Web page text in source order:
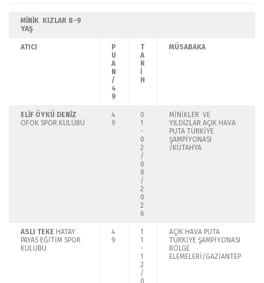
MİNİK KIZLAR 8-9
YAŞ
ATICI
P
U
A
N
/
4
9
T
A
R
İ
H
MÜSABAKA
ELİF ÖYKÜ DENİZ
OFOK SPOR KULÜBÜ
4
9
0
1
-
0
2
/
0
8
/
2
0
2
6
MİNİKLER VE
YILDIZLAR AÇIK HAVA
PUTA TÜRKİYE
ŞAMPİYONASI
/KÜTAHYA
ASLI TEKE HATAY
PAYAS EĞİTİM SPOR
KULÜBÜ
4
9
1
1
-
1
2
/
AÇIK HAVA PUTA
TÜRKİYE ŞAMPİYONASI
BÖLGE
ELEMELERİ/GAZİANTEP